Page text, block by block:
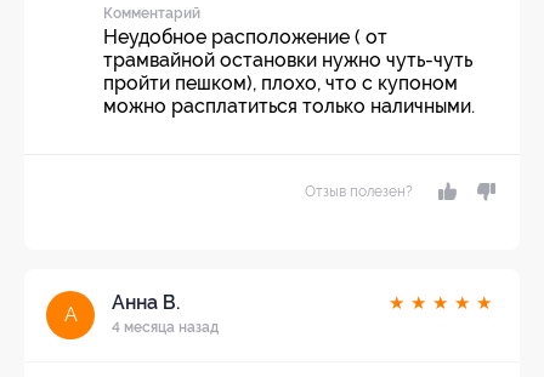
Комментарий
Неудобное расположение ( от
трамвайной остановки нужно чуть-чуть
пройти пешком), плохо, что с купоном
можно расплатиться только наличными.
Отзыв полезен?
А
Анна В.
4 месяца назад
★ ★ ★ ★ ★